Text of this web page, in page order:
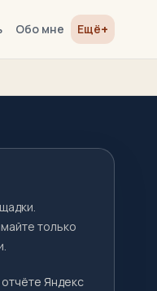
Обо мне Ещё+
только
Яндекс